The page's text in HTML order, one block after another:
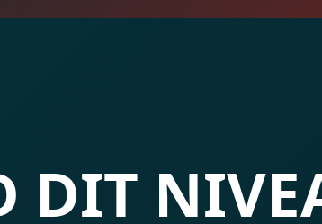
DIT